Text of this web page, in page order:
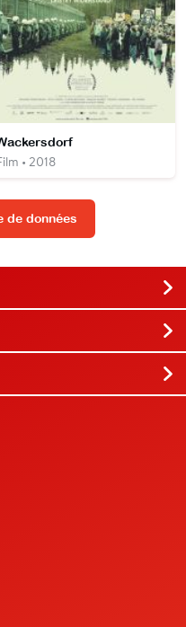
• 2018
de données